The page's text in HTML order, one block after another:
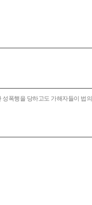
폭행을 당하고도 가해자들이